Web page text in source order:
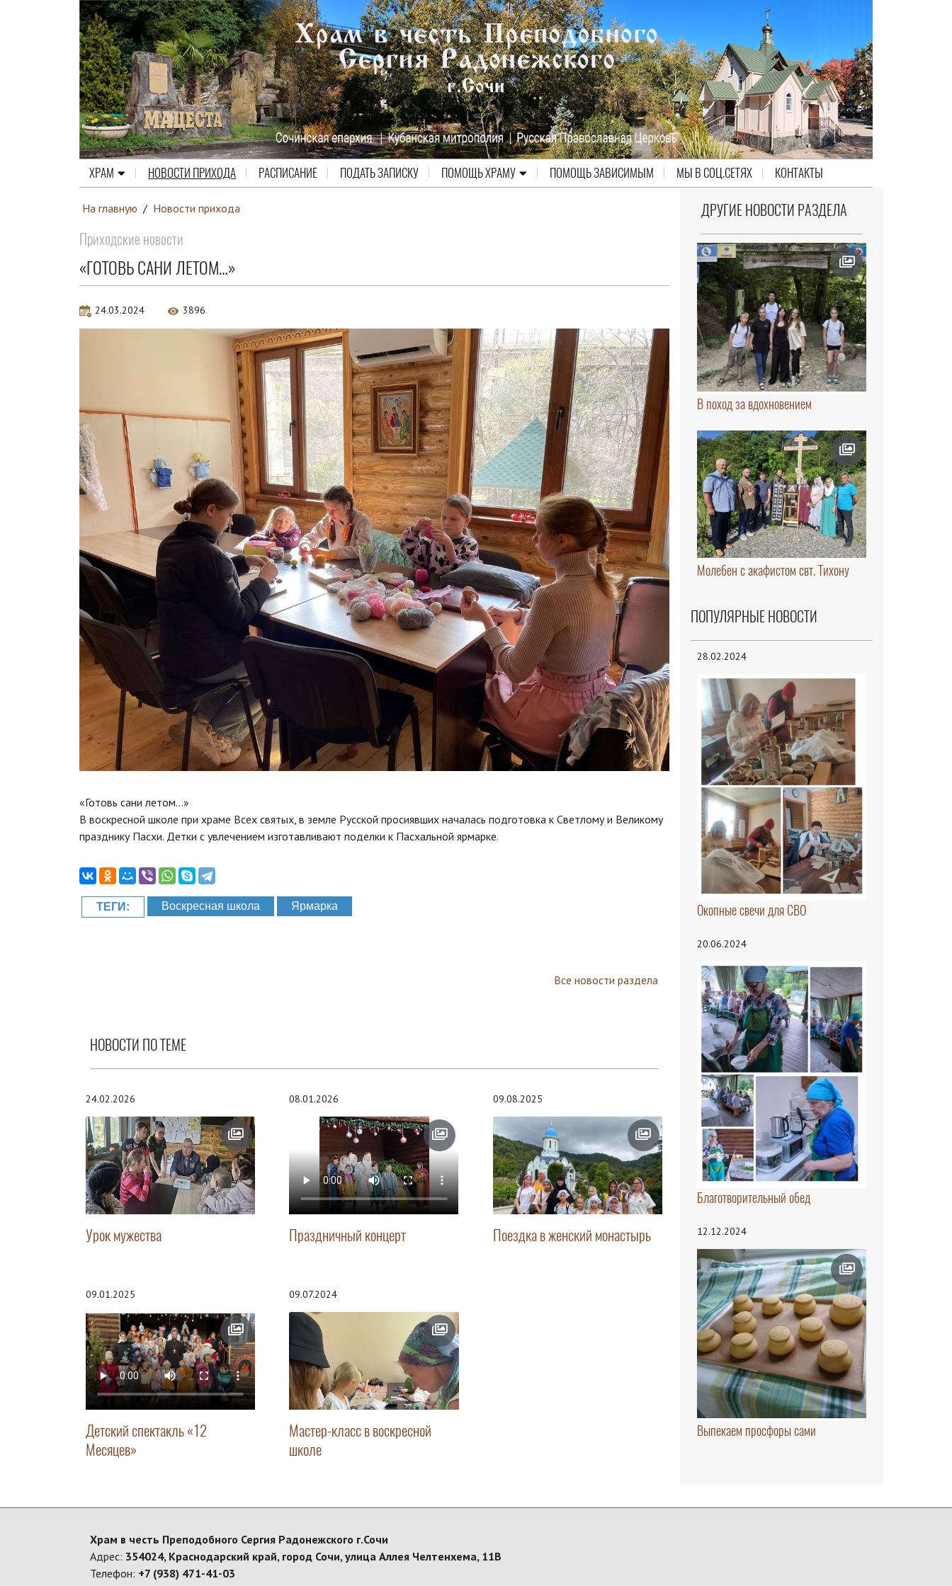
ХРАМ НОВОСТИ ПРИХОДА РАСПИСАНИЕ ПОДАТЬ ЗАПИСКУ ПОМОЩЬ ХРАМУ ПОМОЩЬ ЗАВИСИМЫМ МЫ В СОЦ.СЕТЯХ КОНТАКТЫ
На главную / Новости прихода
Приходские новости
«ГОТОВЬ САНИ ЛЕТОМ…»
24.03.2024 3896
«Готовь сани летом…»
В воскресной школе при храме Всех святых, в земле Русской просиявших началась подготовка к Светлому и Великому
празднику Пасхи. Детки с увлечением изготавливают поделки к Пасхальной ярмарке.
ТЕГИ: Воскресная школа Ярмарка
Все новости раздела
НОВОСТИ ПО ТЕМЕ
24.02.2026
Урок мужества
08.01.2026
Праздничный концерт
09.08.2025
Поездка в женский монастырь
09.01.2025
Детский спектакль «12
Месяцев»
09.07.2024
Мастер-класс в воскресной
школе
ДРУГИЕ НОВОСТИ РАЗДЕЛА
В поход за вдохновением
Молебен с акафистом свт. Тихону
ПОПУЛЯРНЫЕ НОВОСТИ
28.02.2024
Окопные свечи для СВО
20.06.2024
Благотворительный обед
12.12.2024
Выпекаем просфоры сами
Храм в честь Преподобного Сергия Радонежского г.Сочи
Адрес: 354024, Краснодарский край, город Сочи, улица Аллея Челтенхема, 11В
Телефон: +7 (938) 471-41-03